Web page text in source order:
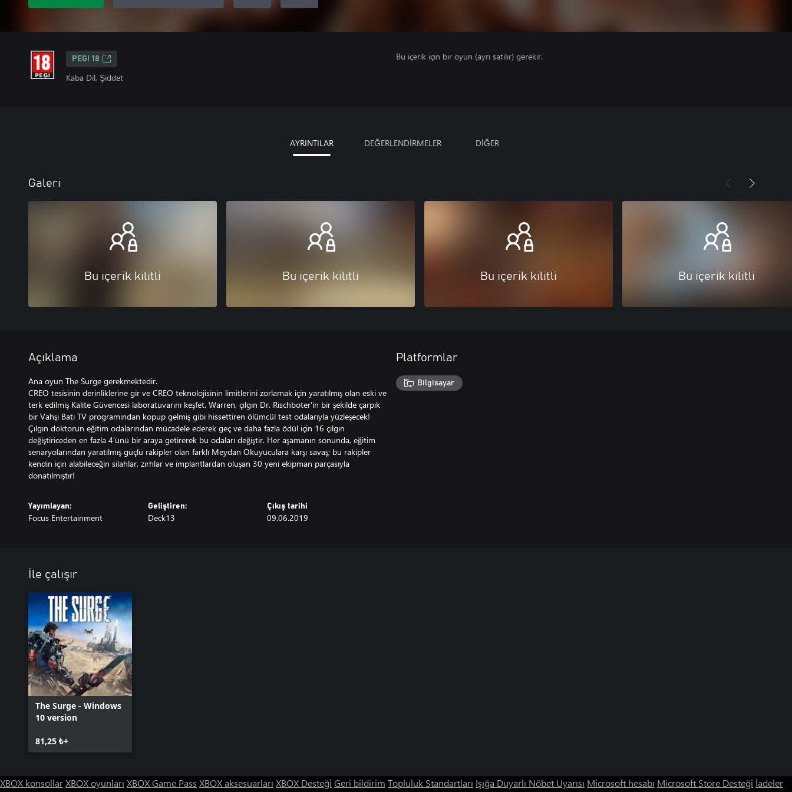
PEGI 18
Kaba Dil, Şiddet
Bu içerik için bir oyun (ayrı satılır) gerekir.
AYRINTILAR DEĞERLENDİRMELER DİĞER
Galeri
Bu içerik kilitli Bu içerik kilitli Bu içerik kilitli Bu içerik kilitli
Açıklama
Ana oyun The Surge gerekmektedir.
CREO tesisinin derinliklerine gir ve CREO teknolojisinin limitlerini zorlamak için yaratılmış olan eski ve
terk edilmiş Kalite Güvencesi laboratuvarını keşfet. Warren, çılgın Dr. Rischboter'in bir şekilde çarpık
bir Vahşi Batı TV programından kopup gelmiş gibi hissettiren ölümcül test odalarıyla yüzleşecek!
Çılgın doktorun eğitim odalarından mücadele ederek geç ve daha fazla ödül için 16 çılgın
değiştiriceden en fazla 4'ünü bir araya getirerek bu odaları değiştir. Her aşamanın sonunda, eğitim
senaryolarından yaratılmış güçlü rakipler olan farklı Meydan Okuyuculara karşı savaş; bu rakipler
kendin için alabileceğin silahlar, zırhlar ve implantlardan oluşan 30 yeni ekipman parçasıyla
donatılmıştır!
Yayımlayan:
Focus Entertainment
Geliştiren:
Deck13
Çıkış tarihi
09.06.2019
Platformlar
Bilgisayar
İle çalışır
The Surge - Windows
10 version
81,25 ₺+
XBOX konsollarXBOX oyunları XBOX Game Pass XBOX aksesuarları XBOX Desteği Geri bildirim Topluluk Standartları Işığa Duyarlı Nöbet Uyarısı Microsoft hesabı Microsoft Store Desteği İadeler